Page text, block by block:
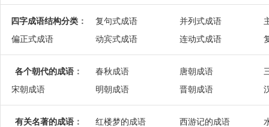
四字成语结构分类 ： 复句式成语 并列式成语
偏正式成语
动宾式成语 连动式成语
各个朝代的成语 ： 春秋成语 唐朝成语
宋朝成语
明朝成语 晋朝成语
有关名著的成语 ： 红楼梦的成语 西游记的成语